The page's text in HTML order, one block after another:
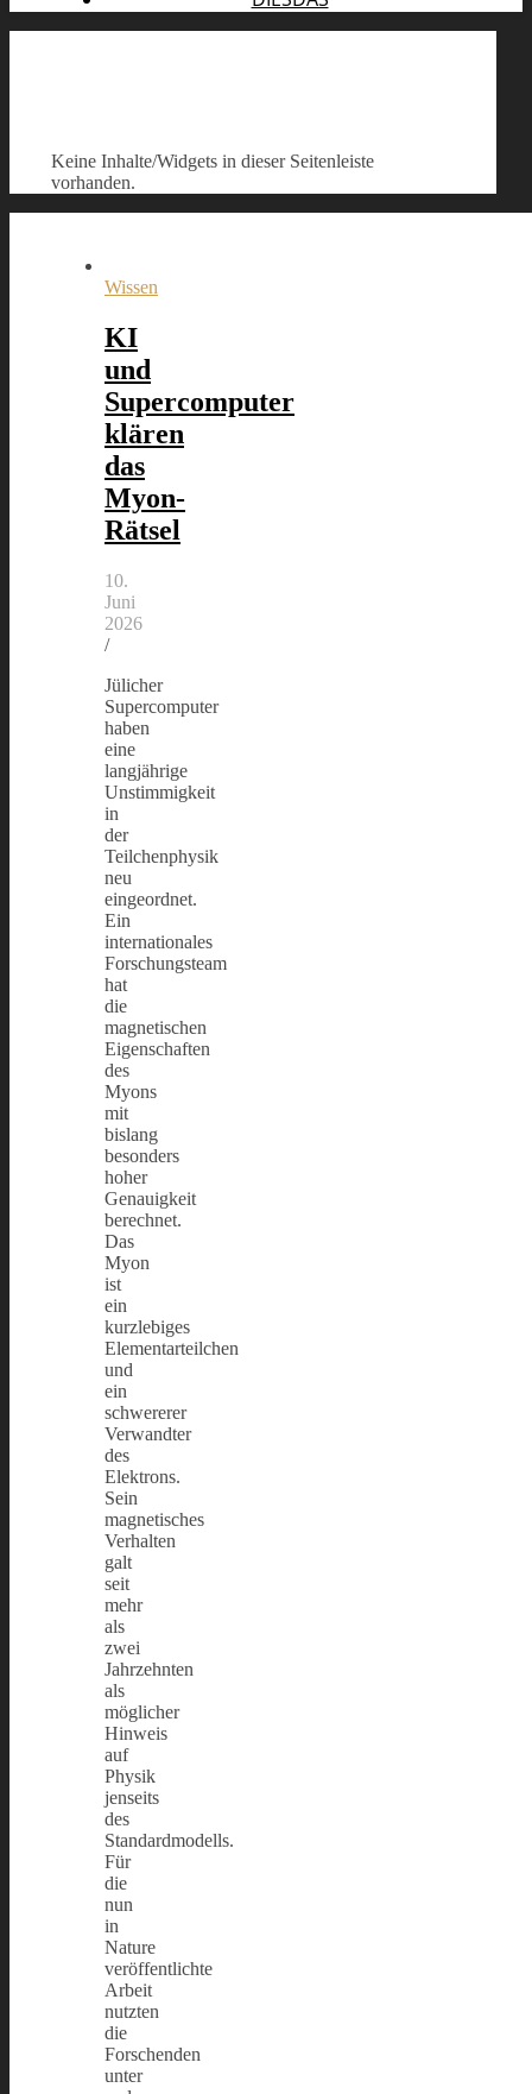
Keine Inhalte/Widgets in dieser Seitenleiste
vorhanden.
Wissen
KI
und
Supercomputer
klären
das
Myon-
Rätsel
10.
Juni
2026
/
Jülicher
Supercomputer
haben
eine
langjährige
Unstimmigkeit
in
der
Teilchenphysik
neu
eingeordnet.
Ein
internationales
Forschungsteam
hat
die
magnetischen
Eigenschaften
des
Myons
mit
bislang
besonders
hoher
Genauigkeit
berechnet.
Das
Myon
ist
ein
kurzlebiges
Elementarteilchen
und
ein
schwererer
Verwandter
des
Elektrons.
Sein
magnetisches
Verhalten
galt
seit
mehr
als
zwei
Jahrzehnten
als
möglicher
Hinweis
auf
Physik
jenseits
des
Standardmodells.
Für
die
nun
in
Nature
veröffentlichte
Arbeit
nutzten
die
Forschenden
unter